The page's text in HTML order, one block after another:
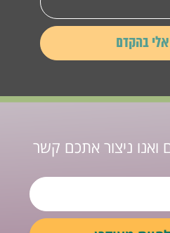
ניצור אתכם קשר